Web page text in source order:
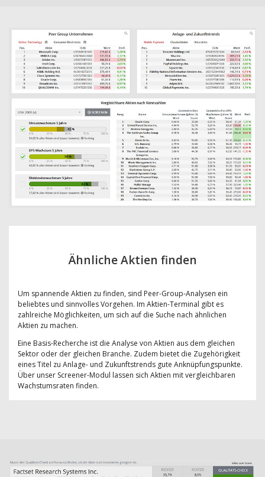
Ähnliche Aktien finden
Um spannende Aktien zu finden, sind Peer-Group-Analysen ein
beliebtes und sinnvolles Vorgehen. Im Aktien-Terminal gibt es
zahlreiche Möglichkeiten, um sich auf die Suche nach ähnlichen
Aktien zu machen.
Eine Basis-Recherche ist die Analyse von Aktien aus dem gleichen
Sektor oder der gleichen Branche. Zudem bietet die Zugehörigkeit
eines Titel zu Anlage- und Zukunftstrends gute Anknüpfungspunkte.
Über unser Screener-Modul lassen sich Aktien mit vergleichbaren
Wachstumsraten finden.